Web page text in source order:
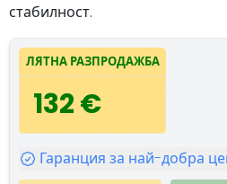
стабилност.
ЛЯТНА РАЗПРОДАЖБА
132 €
Гаранция за най-добра